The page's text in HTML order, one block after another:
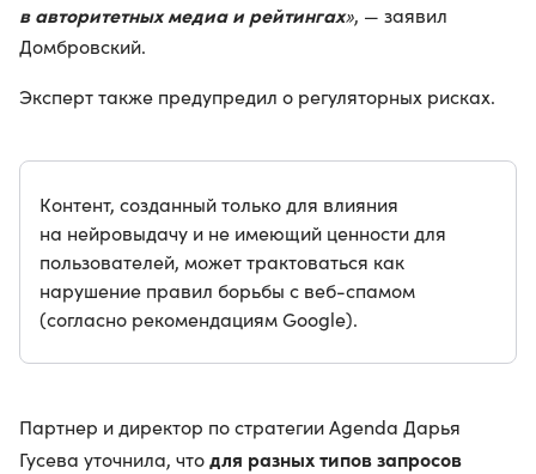
в авторитетных медиа и рейтингах», — заявил
Домбровский.
Эксперт также предупредил о регуляторных рисках.
Контент, созданный только для влияния
на нейровыдачу и не имеющий ценности для
пользователей, может трактоваться как
нарушение правил борьбы с веб-спамом
(согласно рекомендациям Google).
Партнер и директор по стратегии Agenda Дарья
Гусева уточнила, чтодля разных типов запросов